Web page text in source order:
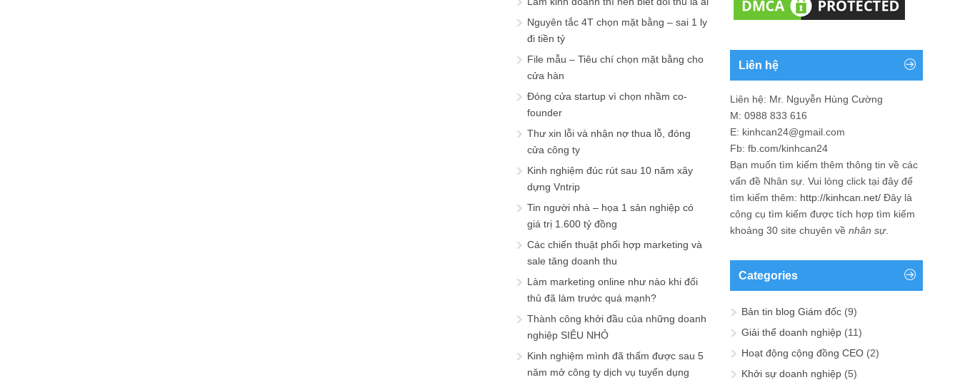
Nguyên tắc 4T chọn mặt bằng – sai 1 ly
đi tiền tỷ
File mẫu – Tiêu chí chọn mặt bằng cho
cửa hàn
Đóng cửa startup vì chọn nhầm co-
founder
Thư xin lỗi và nhận nợ thua lỗ, đóng
cửa công ty
Kinh nghiệm đúc rút sau 10 năm xây
dựng Vntrip
Tin người nhà – họa 1 sản nghiệp có
giá trị 1.600 tỷ đồng
Các chiến thuật phối hợp marketing và
sale tăng doanh thu
Làm marketing online như nào khi đối
thủ đã làm trước quá mạnh?
Thành công khởi đầu của những doanh
nghiệp SIÊU NHỎ
Kinh nghiệm mình đã thấm được sau 5
năm mở công ty dịch vụ tuyển dụng
Liên hệ
Liên hệ: Mr. Nguyễn Hùng Cường
M: 0988 833 616
E: kinhcan24@gmail.com
Fb: fb.com/kinhcan24
Bạn muốn tìm kiếm thêm thông tin về các
vấn đề Nhân sự . Vui lòng click tại đây để
tìm kiếm thêm: http://kinhcan.net/ Đây là
công cụ tìm kiếm được tích hợp tìm kiếm
khoảng 30 site chuyên về nhân sự.
Categories
Bản tin blog Giám đốc (9)
Giải thể doanh nghiệp (11)
Hoạt động cộng đồng CEO (2)
Khởi sự doanh nghiệp (5)